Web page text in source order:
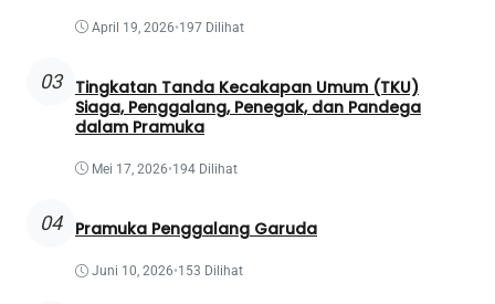
April 19, 2026•197 Dilihat
03
Tingkatan Tanda Kecakapan Umum (TKU)
Siaga, Penggalang, Penegak, dan Pandega
dalam Pramuka
Mei 17, 2026•194 Dilihat
04 Pramuka Penggalang Garuda
Juni 10, 2026•153 Dilihat